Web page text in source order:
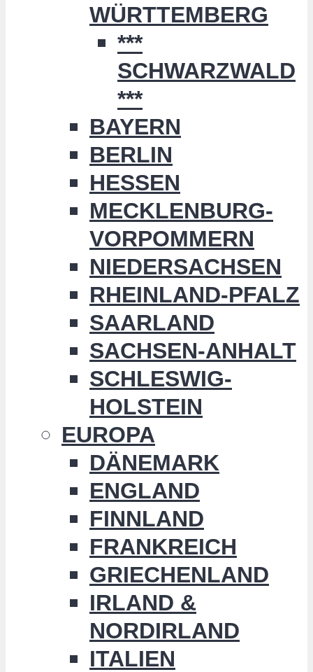
WÜRTTEMBERG
***
SCHWARZWALD
***
BAYERN
BERLIN
HESSEN
MECKLENBURG-
VORPOMMERN
NIEDERSACHSEN
RHEINLAND-PFALZ
SAARLAND
SACHSEN-ANHALT
SCHLESWIG-
HOLSTEIN
EUROPA
DÄNEMARK
ENGLAND
FINNLAND
FRANKREICH
GRIECHENLAND
IRLAND &
NORDIRLAND
ITALIEN